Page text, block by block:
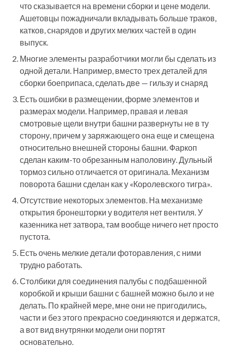
что сказывается на времени сборки и цене модели.
Ашетовцы пожадничали вкладывать больше траков,
катков, снарядов и других мелких частей в один
выпуск.
Многие элементы разработчики могли бы сделать из
одной детали. Например, вместо трех деталей для
сборки боеприпаса, сделать две — гильзу и снаряд
Есть ошибки в размещении, форме элементов и
размерах модели. Например, правая и левая
смотровые щели внутри башни развернуты не в ту
сторону, причем у заряжающего она еще и смещена
относительно внешней стороны башни. Фаркоп
сделан каким-то обрезанным наполовину. Дульный
тормоз сильно отличается от оригинала. Механизм
поворота башни сделан как у «Королевского тигра».
Отсутствие некоторых элементов. На механизме
открытия бронешторки у водителя нет вентиля. У
казенника нет затвора, там вообще ничего нет просто
пустота.
Есть очень мелкие детали фоторавления, с ними
трудно работать.
Столбики для соединения палубы с подбашенной
коробкой и крыши башни с башней можно было и не
делать. По крайней мере, мне они не пригодились,
части и без этого прекрасно соединяются и держатся,
а вот вид внутрянки модели они портят
основательно.